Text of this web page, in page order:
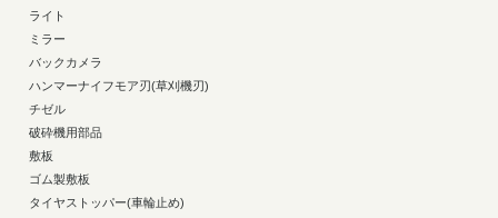
ライト
ミラー
バックカメラ
ハンマーナイフモア刃(草刈機刃)
チゼル
破砕機用部品
敷板
ゴム製敷板
タイヤストッパー(車輪止め)